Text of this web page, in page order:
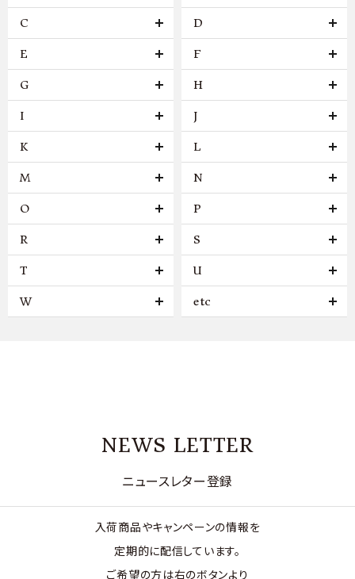
C D
E F
G H
I J
K L
M N
O P
R S
T U
W etc
NEWS LETTER
ニュースレター登録
入荷商品やキャンペーンの情報を
定期的に配信しています。
ご希望の方は右のボタンより